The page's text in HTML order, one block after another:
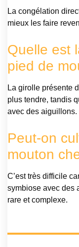
La congélation
mieux les faire
Quelle est
pied de
La girolle présente
plus tendre, tandis
avec des aiguillons.
Peut-on
mouton
C’est très difficile
symbiose avec des
rare et complexe.